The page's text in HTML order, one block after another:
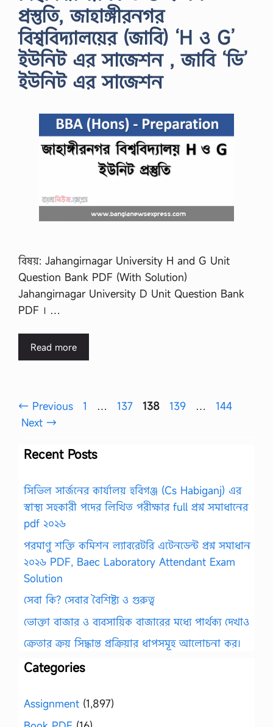
প্রস্তুতি, জাহাঙ্গীরনগর
বিশ্ববিদ্যালয়ের (জাবি) ‘H ও G’
ইউনিট এর সাজেশন , জাবি ‘ডি’
ইউনিট এর সাজেশন
বিষয়: Jahangirnagar University H and G Unit
Question Bank PDF (With Solution)
Jahangirnagar University D Unit Question Bank
PDF । …
Read more
← Previous Page
1 … Page
137 Page
138 Page
139 … Page
144
Next →
Recent Posts
সিভিল সার্জনের কার্যালয় হবিগঞ্জ (Cs Habiganj) এর
স্বাস্থ্য সহকারী পদের লিখিত পরীক্ষার full প্রশ্ন সমাধানের
pdf ২০২৬
পরমাণু শক্তি কমিশন ল্যাবরেটরি এটেনডেন্ট প্রশ্ন সমাধান
২০২৬ PDF, Baec Laboratory Attendant Exam
Solution
সেবা কি? সেবার বৈশিষ্ট্য ও গুরুত্ব
ভোক্তা বাজার ও ব্যবসায়িক বাজারের মধ্যে পার্থক্য দেখাও
ক্রেতার ক্রয় সিদ্ধান্ত প্রক্রিয়ার ধাপসমূহ আলোচনা কর।
Categories
Assignment (1,897)